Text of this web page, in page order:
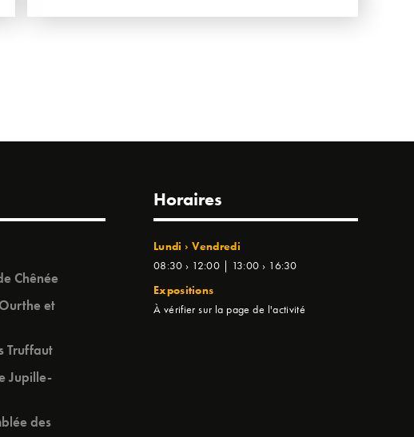
Chênée
et
Truffaut
Jupille-
des
Horaires
Lundi › Vendredi
08:30 › 12:00 | 13:00 › 16:30
Expositions
À vérifier sur la page de l'activité